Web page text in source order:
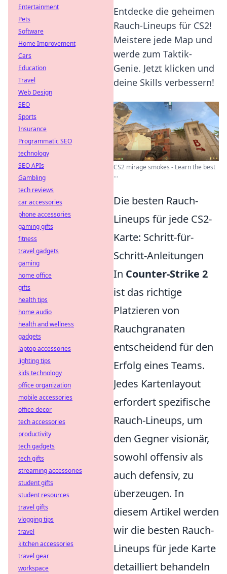
Entdecke die geheimen
Rauch-Lineups für CS2!
Meistere jede Map und
werde zum Taktik-
Genie. Jetzt klicken und
deine Skills verbessern!
CS2 mirage smokes - Learn the best
...
Die besten Rauch-
Lineups für jede CS2-
Karte: Schritt-für-
Schritt-Anleitungen
In Counter-Strike 2
ist das richtige
Platzieren von
Rauchgranaten
entscheidend für den
Erfolg eines Teams.
Jedes Kartenlayout
erfordert spezifische
Rauch-Lineups, um
den Gegner visionär,
sowohl offensiv als
auch defensiv, zu
überzeugen. In
diesem Artikel werden
wir die besten Rauch-
Lineups für jede Karte
detailliert behandeln
Entertainment
Pets
Software
Home Improvement
Cars
Education
Travel
Web Design
SEO
Sports
Insurance
Programmatic SEO
technology
SEO APIs
Gambling
tech reviews
car accessories
phone accessories
gaming gifts
fitness
travel gadgets
gaming
home office
gifts
health tips
home audio
health and wellness
gadgets
laptop accessories
lighting tips
kids technology
office organization
mobile accessories
office decor
tech accessories
productivity
tech gadgets
tech gifts
streaming accessories
student gifts
student resources
travel gifts
vlogging tips
travel
kitchen accessories
travel gear
workspace